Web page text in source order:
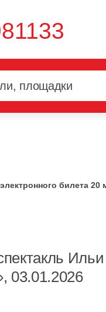
билета 20
Ильи
03.01.2026